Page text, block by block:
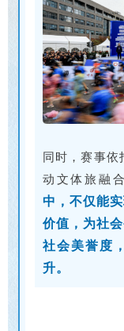
同时，赛事依
动文体旅融
中，不仅能
价值，为社
社会美誉度
升。